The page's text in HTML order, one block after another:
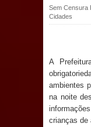
Sem Censura
Cidades
A
ambientes
na noite
crianças de